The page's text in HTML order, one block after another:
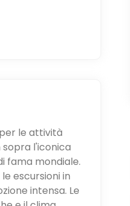
le attività
l'iconica
fama mondiale.
escursioni in
intensa. Le